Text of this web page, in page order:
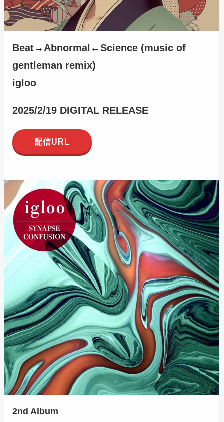
Beat→Abnormal←Science (music of
gentleman remix)
igloo
2025/2/19 DIGITAL RELEASE
配信URL
2nd Album